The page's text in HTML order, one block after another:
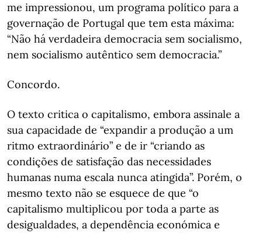
me impressionou, um programa político para a
governação de Portugal que tem esta máxima:
“Não há verdadeira democracia sem socialismo,
nem socialismo autêntico sem democracia.”
Concordo.
O texto critica o capitalismo, embora assinale a
sua capacidade de “expandir a produção a um
ritmo extraordinário” e de ir “criando as
condições de satisfação das necessidades
humanas numa escala nunca atingida”. Porém, o
mesmo texto não se esquece de que “o
capitalismo multiplicou por toda a parte as
desigualdades, a dependência económica e